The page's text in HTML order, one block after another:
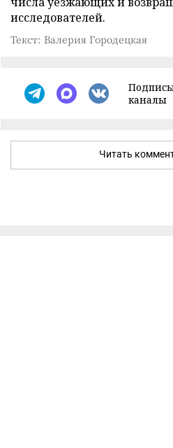
исследователей.
Текст: Валерия Городецкая
каналы
Читать